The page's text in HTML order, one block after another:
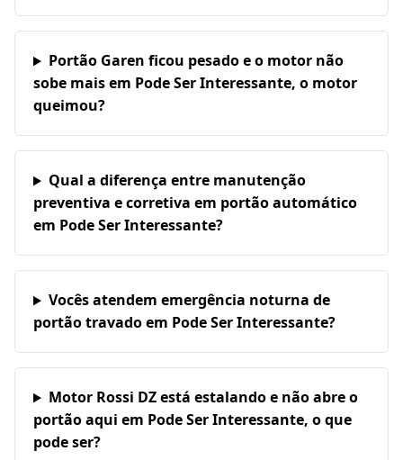
Portão Garen ficou pesado e o motor não
sobe mais em Pode Ser Interessante, o motor
queimou?
Qual a diferença entre manutenção
preventiva e corretiva em portão automático
em Pode Ser Interessante?
Vocês atendem emergência noturna de
portão travado em Pode Ser Interessante?
Motor Rossi DZ está estalando e não abre o
portão aqui em Pode Ser Interessante, o que
pode ser?